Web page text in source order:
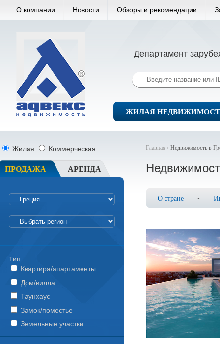
О компании Новости Обзоры и рекомендации
Департамент
ЖИЛАЯ
Главная › Недвижимость в
О стране •
Жилая Коммерческая
ПРОДАЖА АРЕНДА
Тип
Квартира/апартаменты
Дом/вилла
Таунхаус
Замок/поместье
Земельные участки